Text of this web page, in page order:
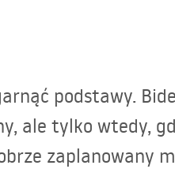
podstawy.
ale tylko wtedy,
zaplanowany